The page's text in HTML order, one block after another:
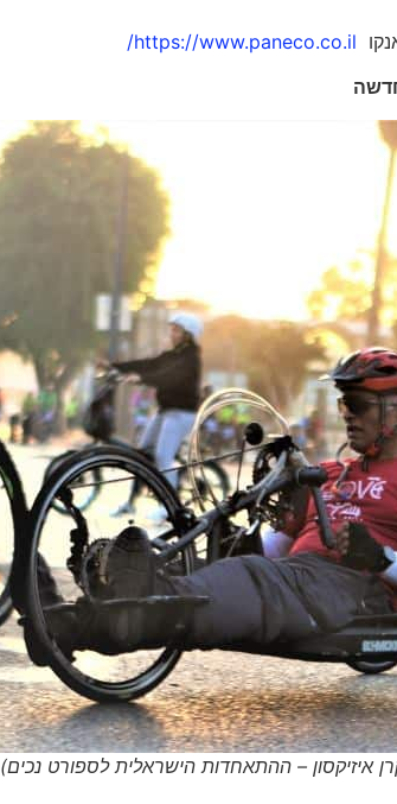
https://www.paneco.co.il/
איזיקסון – ההתאחדות הישראלית לספורט נכים)